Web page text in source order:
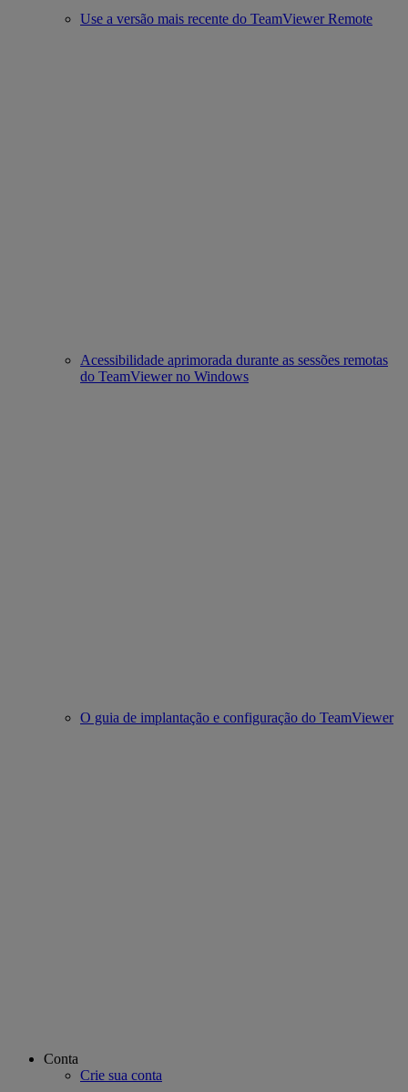
Use a versão mais recente do TeamViewer Remote
Acessibilidade aprimorada durante as sessões remotas
do TeamViewer no Windows
O guia de implantação e configuração do TeamViewer
Conta
Crie sua conta